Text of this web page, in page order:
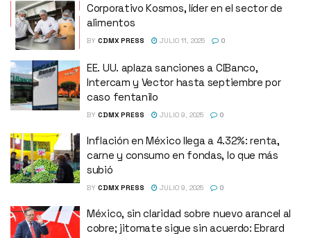
Corporativo Kosmos, líder en el sector de
alimentos
BY CDMX PRESS JULIO 11, 2025 0
EE. UU. aplaza sanciones a CIBanco,
Intercam y Vector hasta septiembre por
caso fentanilo
BY CDMX PRESS JULIO 9, 2025 0
Inflación en México llega a 4.32%: renta,
carne y consumo en fondas, lo que más
subió
BY CDMX PRESS JULIO 9, 2025 0
México, sin claridad sobre nuevo arancel al
cobre; jitomate sigue sin acuerdo: Ebrard